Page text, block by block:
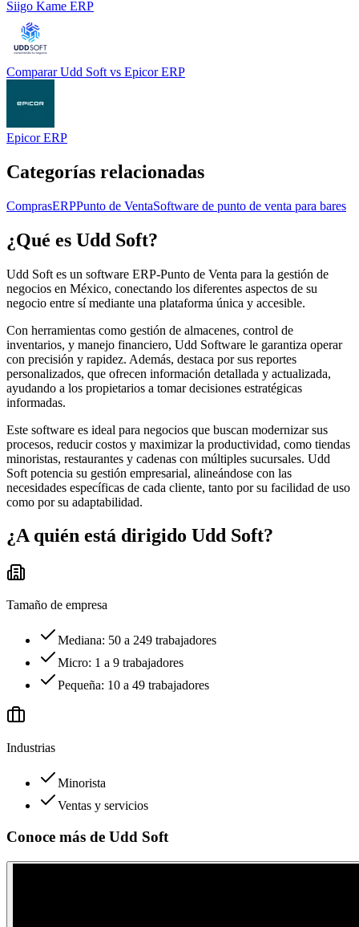
Siigo Kame ERP
Comparar Udd Soft vs Epicor ERP
Epicor ERP
Categorías relacionadas
ComprasERPPunto de VentaSoftware de punto de venta para bares
¿Qué es Udd Soft?
Udd Soft es un software ERP-Punto de Venta para la gestión de
negocios en México, conectando los diferentes aspectos de su
negocio entre sí mediante una plataforma única y accesible.
Con herramientas como gestión de almacenes, control de
inventarios, y manejo financiero, Udd Software le garantiza operar
con precisión y rapidez. Además, destaca por sus reportes
personalizados, que ofrecen información detallada y actualizada,
ayudando a los propietarios a tomar decisiones estratégicas
informadas.
Este software es ideal para negocios que buscan modernizar sus
procesos, reducir costos y maximizar la productividad, como tiendas
minoristas, restaurantes y cadenas con múltiples sucursales. Udd
Soft potencia su gestión empresarial, alineándose con las
necesidades específicas de cada cliente, tanto por su facilidad de uso
como por su adaptabilidad.
¿A quién está dirigido Udd Soft?
Tamaño de empresa
Mediana: 50 a 249 trabajadores
Micro: 1 a 9 trabajadores
Pequeña: 10 a 49 trabajadores
Industrias
Minorista
Ventas y servicios
Conoce más de Udd Soft